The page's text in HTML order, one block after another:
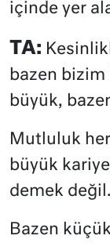
içinde yer
TA:
bazen
büyük,
Mutluluk
büyük
demek değil.
Bazen